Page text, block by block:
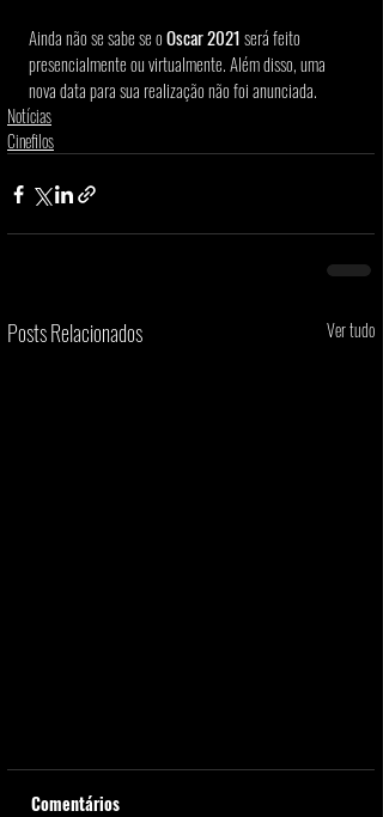
Ainda não se sabe se o Oscar 2021 será feito
presencialmente ou virtualmente. Além disso, uma
nova data para sua realização não foi anunciada.
Notícias
Cinefilos
Posts Relacionados Ver tudo
Comentários